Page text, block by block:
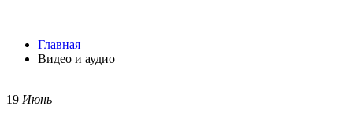
Главная
Видео и аудио
19 Июнь